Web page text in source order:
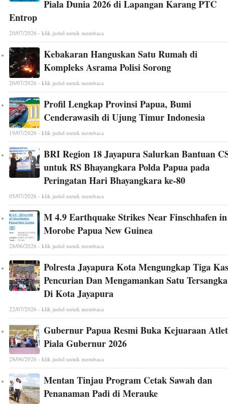
Piala Dunia 2026 di Lapangan Karang PTC
Entrop
20/07/2026 - klik judul untuk membaca
Kebakaran Hanguskan Satu Rumah di
Kompleks Asrama Polisi Sorong
20/07/2026 - klik judul untuk membaca
Profil Lengkap Provinsi Papua, Bumi
Cenderawasih di Ujung Timur Indonesia
19/07/2026 - klik judul untuk membaca
BRI Region 18 Jayapura Salurkan Bantuan
untuk RS Bhayangkara Polda Papua pada
Peringatan Hari Bhayangkara ke-80
05/07/2026 - klik judul untuk membaca
M 4.9 Earthquake Strikes Near Finschhafen in
Morobe Papua New Guinea
28/06/2026 - klik judul untuk membaca
Polresta Jayapura Kota Mengungkap Tiga
Pencurian Dan Mengamankan Satu Tersangka
Di Kota Jayapura
22/07/2026 - klik judul untuk membaca
Gubernur Papua Resmi Buka Kejuaraan
Piala Gubernur 2026
28/06/2026 - klik judul untuk membaca
Mentan Tinjau Program Cetak Sawah dan
Penanaman Padi di Merauke